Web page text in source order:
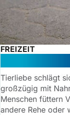
FREIZEIT
Tierliebe schlägt
großzügig mit
Menschen füttern
andere Rehe oder